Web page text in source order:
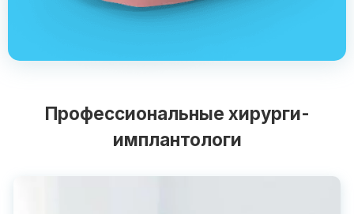
Профессиональные хирурги-
имплантологи